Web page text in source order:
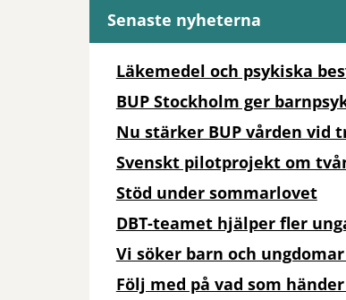
Senaste nyheterna
Läkemedel och psykiska
BUP Stockholm ger
Nu stärker BUP vården vid
Svenskt pilotprojekt om
Stöd under sommarlovet
DBT-teamet hjälper fler
Vi söker barn och
Följ med på vad som